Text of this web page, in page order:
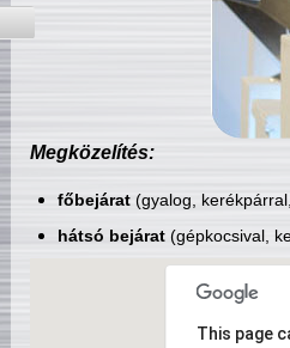
Megközelítés:
főbejárat(gyalog,
hátsó bejárat(gépkocsival,
This page